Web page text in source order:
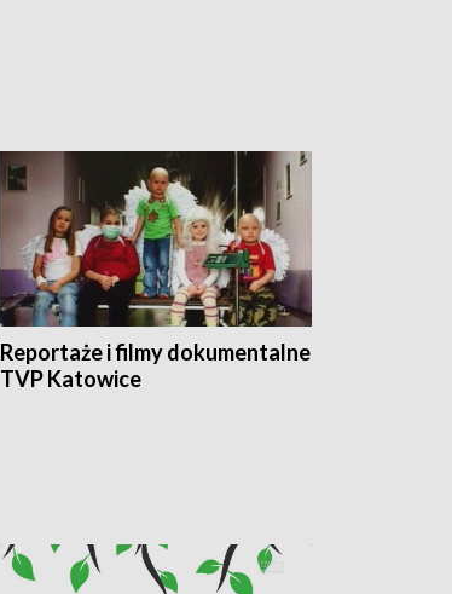
Reportaże i filmy dokumentalne
TVP Katowice